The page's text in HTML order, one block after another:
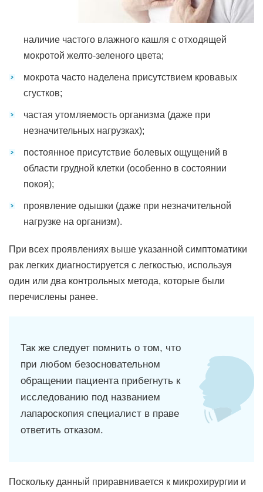
наличие частого влажного кашля с отходящей
мокротой желто-зеленого цвета;
мокрота часто наделена присутствием кровавых
сгустков;
частая утомляемость организма (даже при
незначительных нагрузках);
постоянное присутствие болевых ощущений в
области грудной клетки (особенно в состоянии
покоя);
проявление одышки (даже при незначительной
нагрузке на организм).
При всех проявлениях выше указанной симптоматики
рак легких диагностируется с легкостью, используя
один или два контрольных метода, которые были
перечислены ранее.
Так же следует помнить о том, что
при любом безосновательном
обращении пациента прибегнуть к
исследованию под названием
лапароскопия специалист в праве
ответить отказом.
Поскольку данный приравнивается к микрохирургии и